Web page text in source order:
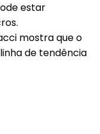
estar
mostra que o
de tendência